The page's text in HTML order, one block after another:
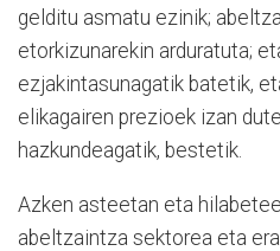
gelditu asmatu ezinik;
etorkizunarekin arduratuta;
ezjakintasunagatik batetik,
elikagairen prezioek izan
hazkundeagatik, bestetik.
Azken asteetan eta
abeltzaintza sektorea eta